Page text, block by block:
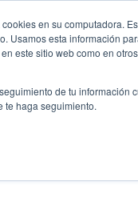
en su computadora.
Usamos esta información
este sitio web como en
de tu información
te haga seguimiento.